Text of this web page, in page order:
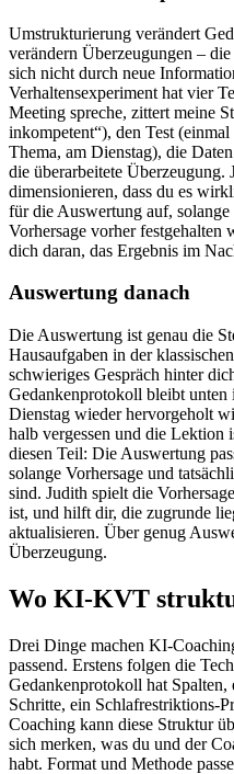
Umstrukturierung verändert
verändern Überzeugungen –
sich nicht durch neue
Verhaltensexperiment hat vier
Meeting spreche, zittert meine
inkompetent“), den Test
Thema, am Dienstag), die
die überarbeitete
dimensionieren, dass du es
für die Auswertung auf,
Vorhersage vorher festgehalten
dich daran, das Ergebnis im
Auswertung danach
Die Auswertung ist genau die
Hausaufgaben in der
schwieriges Gespräch hinter
Gedankenprotokoll bleibt unten
Dienstag wieder hervorgeholt
halb vergessen und die Lektion
diesen Teil: Die Auswertung
solange Vorhersage und
sind. Judith spielt die
ist, und hilft dir, die zugrunde
aktualisieren. Über genug
Überzeugung.
Wo KI-KVT
Drei Dinge machen KI-
passend. Erstens folgen die
Gedankenprotokoll hat Spalten,
Schritte, ein Schlafrestriktions-
Coaching kann diese Struktur
sich merken, was du und der
habt. Format und Methode